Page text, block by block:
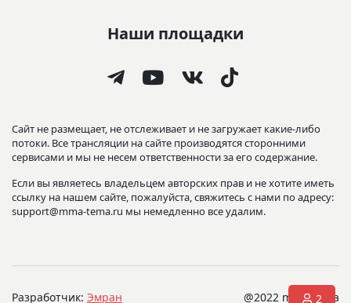
2
Наши площадки
Сайт не размещает, не отслеживает и не загружает какие-либо
потоки. Все трансляции на сайте производятся сторонними
сервисами и мы не несем ответственности за его содержание.
Если вы являетесь владельцем авторских прав и не хотите иметь
ссылку на нашем сайте, пожалуйста, свяжитесь с нами по адресу:
support@mma-tema.ru мы немедленно все удалим.
Разработчик: Эмран @2022 mma-tema